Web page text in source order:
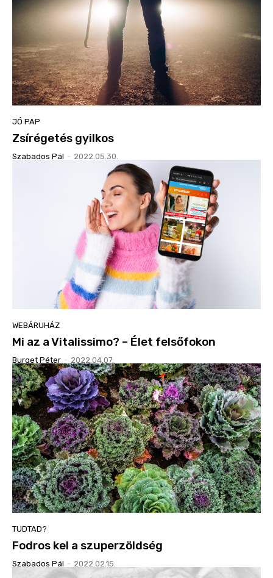
JÓ PAP
Zsírégetés gyilkos
Szabados Pál - 2022.05.30.
WEBÁRUHÁZ
Mi az a Vitalissimo? – Élet felsőfokon
Burget Péter - 2022.04.07.
TUDTAD?
Fodros kel a szuperzöldség
Szabados Pál - 2022.02.15.